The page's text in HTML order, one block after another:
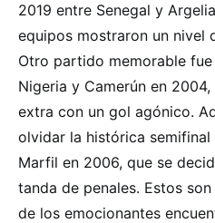
2019 entre Senegal y
equipos mostraron un nivel
Otro partido memorable
Nigeria y Camerún en
extra con un gol agónico.
olvidar la histórica
Marfil en 2006, que se
tanda de penales. Estos
de los emocionantes